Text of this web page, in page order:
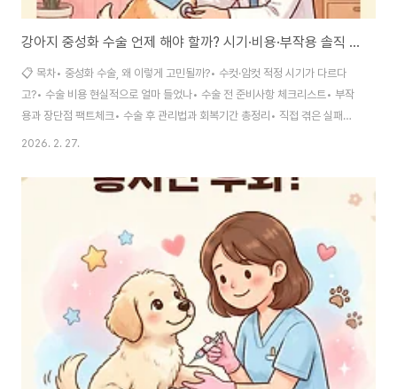
강아지 중성화 수술 언제 해야 할까? 시기·비용·부작용 솔직 후기
📋 목차• 중성화 수술, 왜 이렇게 고민될까?• 수컷·암컷 적정 시기가 다르다
고?• 수술 비용 현실적으로 얼마 들었나• 수술 전 준비사항 체크리스트• 부작
용과 장단점 팩트체크• 수술 후 관리법과 회복기간 총정리• 직접 겪은 실패담,
타이밍 놓쳤을 때 벌어진 일• 자주 묻는 질문 FAQ반려견을 키우면서 한 번쯤
첫 아이 입양 후 6개월째 되던 날, 동물병원에서 수의사 선생님이 "이제 슬슬
중성화 시기예요"라고 했을 때 머릿속이 하얘졌거든요. 수술이라는 단어 자체
가 주는 무게감, 마취 부담, 혹시 성격이 변하면 어쩌지 하는 걱정까지 한꺼번에
밀려왔어요.그런데 막상 여러 병원을 돌아다니고, 수의학 논문도 찾아보고, 10
2026. 2. 27.